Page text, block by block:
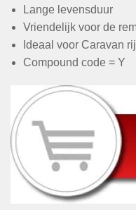
Lange levensduur
Vriendelijk voor de
Ideaal voor Caravan
Compound code = Y